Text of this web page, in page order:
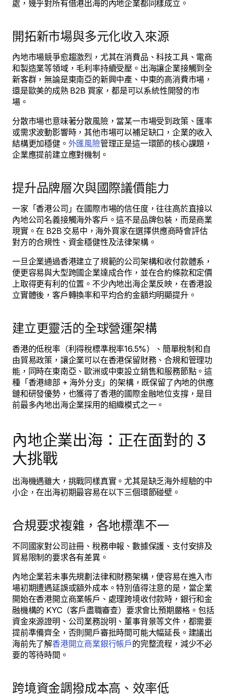
處，幾乎對所有借港出海的內地企業都同樣成立。
開拓新市場與多元化收入來源
內地市場競爭愈趨激烈，尤其在消費品、科技工具、電商
和製造業等領域，毛利率持續受壓。出海讓企業接觸到全
新客群，無論是東南亞的新興中產、中東的高消費市場，
還是歐美的成熟 B2B 買家，都是可以系統性開發的市
場。
分散市場也意味著分散風險，當某一市場受到政策、匯率
或需求波動影響時，其他市場可以補足缺口，企業的收入
結構更加穩健。 外匯風險管理正是這一環節的核心課題，
企業應提前建立應對機制。
提升品牌層次與國際議價能力
一家「香港公司」在國際市場的信任度，往往高於直接以
內地公司名義接觸海外客戶。這不是品牌包裝，而是商業
現實。在 B2B 交易中，海外買家在選擇供應商時會評估
對方的合規性、資金穩健性及法律架構。
一旦企業通過香港建立了規範的公司架構和收付款體系，
便更容易與大型跨國企業達成合作，並在合約條款和定價
上取得更有利的位置。不少內地出海企業反映，在香港設
立實體後，客戶轉換率和平均合約金額均明顯提升。
建立更靈活的全球營運架構
香港的低稅率（利得稅標準稅率16.5%）、簡單稅制和自
由貿易政策，讓企業可以在香港保留財務、合規和管理功
能，同時在東南亞、歐洲或中東設立銷售和服務節點。這
種「香港總部 + 海外分支」的架構，既保留了內地的供應
鏈和研發優勢，也獲得了香港的國際金融地位支撐，是目
前最多內地出海企業採用的組織模式之一。
內地企業出海：正在面對的 3
大挑戰
出海機遇雖大，挑戰同樣真實。尤其是缺乏海外經驗的中
小企，在出海初期最容易在以下三個環節碰壁。
合規要求複雜，各地標準不一
不同國家對公司註冊、稅務申報、數據保護、支付安排及
貿易限制的要求各有差異。
內地企業若未事先規劃法律和財務架構，便容易在進入市
場初期遭遇延誤或額外成本。特別值得注意的是，當企業
開始在香港開立商業帳戶、處理跨境收付款時，銀行和金
融機構的 KYC（客戶盡職審查）要求會比預期嚴格。包括
資金來源證明、公司業務說明、董事背景等文件，都需要
提前準備齊全，否則開戶審批時間可能大幅延長。建議出
海前先了解香港開立商業銀行帳戶的完整流程，減少不必
要的等待時間。
跨境資金調撥成本高、效率低